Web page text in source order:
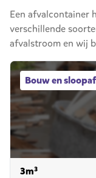
Een afvalcontainer
verschillende
afvalstroom en wij
Bouw en
Bouw en
3m³voor bouw en